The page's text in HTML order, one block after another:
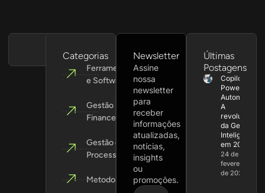
Categorias
Ferramentas
e Softwares
Gestão
Financeira
Gestão de
Processos
Metodologias
Newsletter
Assine
nossa
newsletter
para
receber
informações
atualizadas,
notícias,
insights
ou
promoções.
Últimas
Postagens
Copilot +
Power
Automate:
A
revolução
da Gestão
Inteligente
em 2026
24 de
fevereiro
de 2026